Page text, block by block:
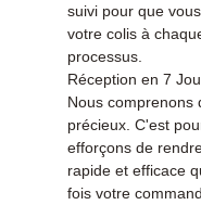
suivi pour que
votre colis à
processus.
Réception en 7
Nous comprenons
précieux. C'est
efforçons de
rapide et efficace
fois votre